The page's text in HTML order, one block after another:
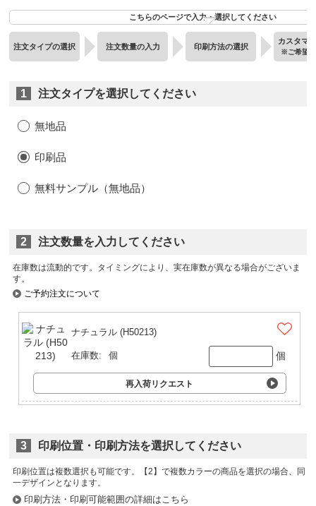
こちらのページで入力・選択してください
注文タイプの選択 注文数量の入力 印刷方法の選択
カスタマ
※ご希望
1 注文タイプを選択してください
無地品
印刷品
無料サンプル（無地品）
2 注文数量を入力してください
在庫数は流動的です。タイミングにより、実在庫数が異なる場合がございま
す。
ご予約注文について
ナチュラル (H50213)
在庫数: 個 個
再入荷リクエスト
3 印刷位置・印刷方法を選択してください
印刷位置は複数選択も可能です。
印刷方法・印刷可能範囲の詳細はこちら